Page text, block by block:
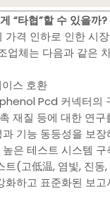
“타협”할 수 있을까?
가격 인하로 인한 시
업체는 다음과 같은
스 호환
Pcd 커넥터의
재질 등에 대한 연구
기능 동등성을 보장
은 테스트 시스템 구
트(고低温, 염빛, 진동
화하고 표준화된 보